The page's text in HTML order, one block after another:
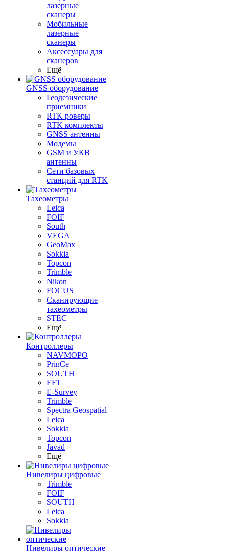
лазерные
сканеры
Мобильные
лазерные
сканеры
Аксессуары для
сканеров
Ещё
GNSS оборудование
Геодезические
приемники
RTK роверы
RTK комплекты
GNSS антенны
Модемы
GSM и УКВ
антенны
Сети базовых
станций для RTK
Тахеометры
Leica
FOIF
South
VEGA
GeoMax
Sokkia
Topcon
Trimble
Nikon
FOCUS
Сканирующие
тахеометры
STEC
Ещё
Контроллеры
NAVMOPO
PrinCe
SOUTH
EFT
E-Survey
Trimble
Spectra Geospatial
Leica
Sokkia
Topcon
Javad
Ещё
Нивелиры цифровые
Trimble
FOIF
SOUTH
Leica
Sokkia
Нивелиры оптические